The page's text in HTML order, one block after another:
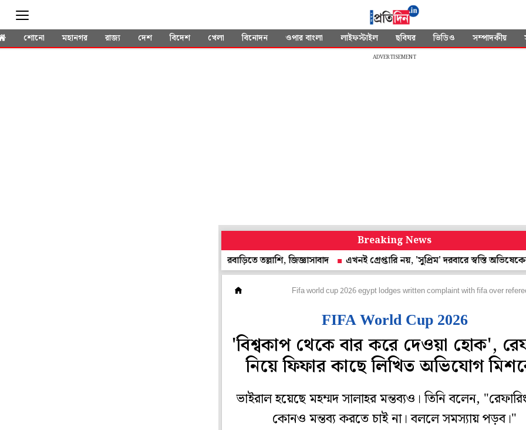
শোনো মহানগর রাজ্য দেশ বিদেশ খেলা বিনোদন ওপার বাংলা লাইফস্টাইল ছবিঘর ভিডিও সম্পাদকীয়
ADVERTISEMENT
Breaking News
রাজ্য STF-র স্ক্যানারে টুলু মণ্ডল, পাড়ুইয়ে টুলুর শ্বশুরবাড়িতে তল্লাশি, জিজ্ঞাসাবাদ
এখনই গ্রেপ্তারি নয়, 'সুপ্রিম' দরবারে স্বস্তি অভিষেকের পিএ
Fifa world cup 2026 egypt lodges written complaint with fifa over
FIFA World Cup 2026
'বিশ্বকাপ থেকে বার করে দেওয়া হোক',
নিয়ে ফিফার কাছে লিখিত অভিযোগ
ভাইরাল হয়েছে মহম্মদ সালাহর মন্তব্যও। তিনি বলেন,
কোনও মন্তব্য করতে চাই না। বললে সমস্যায় পড়ব।"